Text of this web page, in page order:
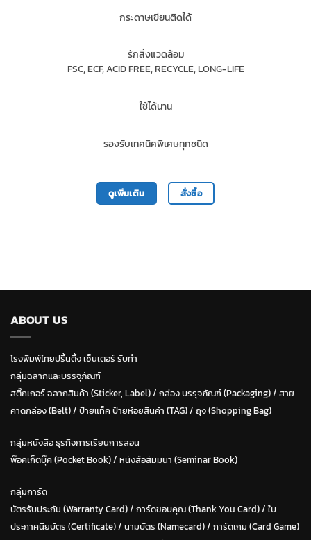
กระดาษเขียนติดได้
รักสิ่งแวดล้อม
FSC, ECF, ACID FREE, RECYCLE, LONG-LIFE
ใช้ได้นาน
รองรับเทคนิคพิเศษทุกชนิด
ดูเพิ่มเติม สั่งซื้อ
ABOUT US
โรงพิมพ์ไทยปริ้นติ้ง เซ็นเตอร์ รับทำ
กลุ่มฉลากและบรรจุภัณฑ์
สติ๊กเกอร์ ฉลากสินค้า (Sticker, Label)/ กล่อง บรรุจภัณฑ์ (Packaging)/ สาย
คาดกล่อง (Belt)/ ป้ายแท็ค ป้ายห้อยสินค้า (TAG)/ ถุง (Shopping Bag)
กลุ่มหนังสือ ธุรกิจการเรียนการสอน
พ๊อคเก็ตบุ๊ค (Pocket Book)/ หนังสือสัมมนา (Seminar Book)
กลุ่มการ์ด
บัตรรับประกัน (Warranty Card)/ การ์ดขอบคุณ (Thank You Card)/ ใบ
ประกาศนียบัตร (Certificate)/ นามบัตร (Namecard)/ การ์ดเกม (Card Game)